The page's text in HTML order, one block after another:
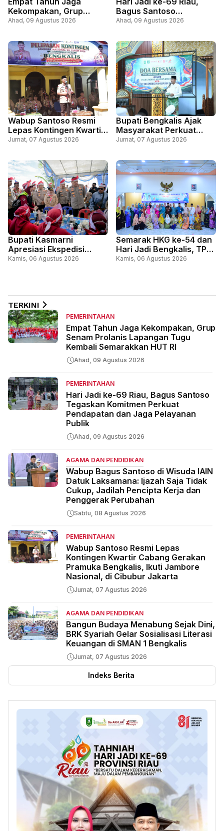
Kekompakan, Grup
Senam Prolanis
Semarakkan HUT RI
Ahad, 09 Agustus 2026
Bagus Santoso
Tegaskan Komitmen
Jaga Pelayanan Publik
Ahad, 09 Agustus 2026
Wabup Santoso Resmi
Lepas Kontingen Kwartir
Cabang Gerakan
Jambore Nasional, di
Cibubur Jakarta
Jumat, 07 Agustus 2026
Bupati Bengkalis Ajak
Masyarakat Perkuat
Persatuan Lewat Doa
Jadi ke-69 Riau dan HUT
ke-81 RI
Jumat, 07 Agustus 2026
Bupati Kasmarni
Apresiasi Ekspedisi
Merah Putih Presisi,
Kamis, 06 Agustus 2026
Semarak HKG ke-54 dan
Hari Jadi Bengkalis, TP
PKK Bengkalis Gelar
Kamis, 06 Agustus 2026
TERKINI
PEMERINTAHAN
Empat Tahun Jaga Kekompakan, Grup
Senam Prolanis Lapangan Tugu
Kembali Semarakkan HUT RI
Ahad, 09 Agustus 2026
PEMERINTAHAN
Hari Jadi ke-69 Riau, Bagus Santoso
Tegaskan Komitmen Perkuat
Pendapatan dan Jaga Pelayanan
Publik
Ahad, 09 Agustus 2026
AGAMA DAN PENDIDIKAN
Wabup Bagus Santoso di Wisuda IAIN
Datuk Laksamana: Ijazah Saja Tidak
Cukup, Jadilah Pencipta Kerja dan
Penggerak Perubahan
Sabtu, 08 Agustus 2026
PEMERINTAHAN
Wabup Santoso Resmi Lepas
Kontingen Kwartir Cabang Gerakan
Pramuka Bengkalis, Ikuti Jambore
Nasional, di Cibubur Jakarta
Jumat, 07 Agustus 2026
AGAMA DAN PENDIDIKAN
Bangun Budaya Menabung Sejak Dini,
BRK Syariah Gelar Sosialisasi Literasi
Keuangan di SMAN 1 Bengkalis
Jumat, 07 Agustus 2026
Indeks Berita